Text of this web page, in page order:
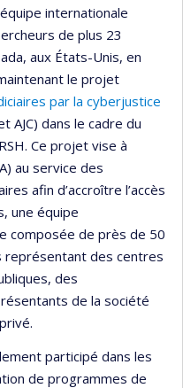
internationale
de plus 23
aux États-Unis, en
le projet
par la cyberjustice
AJC) dans le cadre du
Ce projet vise à
au service des
afin d’accroître l’accès
une équipe
composée de près de 50
représentant des centres
des
de la société
participé dans les
de programmes de